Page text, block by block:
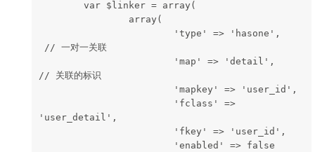
var $linker = array(
array(
'type' => 'hasone',
// 一对一关联
'map' => 'detail',
// 关联的标识
'mapkey' => 'user_id',
'fclass' =>
'user_detail',
'enabled' => false